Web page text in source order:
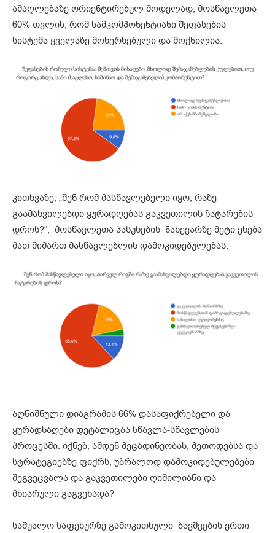
ამაღლებაზე ორიენტირებულ მოდელად, მოსწავლეთა
60% თვლის, რომ სამკომპონენტიანი შეფასების
სისტემა ყველაზე მოხერხებული და მოქნილია.
კითხვაზე, „შენ რომ მასწავლებელი იყო, რაზე
გაამახვილებდი ყურადღებას გაკვეთილის ჩატარების
დროს?“, მოსწავლეთა პასუხების ნახევარზე მეტი ეხება
მათ მიმართ მასწავლებლის დამოკიდებულებას.
აღნიშნული დიაგრამის 66% დასაფიქრებელი და
ყურადსაღები დეტალიცაა სწავლა-სწავლების
პროცესში. იქნებ, ამდენ მეცადინეობას, მეთოდებსა და
სტრატეგიებზე ფიქრს, უბრალოდ დამოკიდებულებები
შეგვეცვალა და გაკვეთილები ღიმილიანი და
მხიარული გაგვეხადა?
საშუალო საფეხურზე გამოკითხული ბავშვების ერთი